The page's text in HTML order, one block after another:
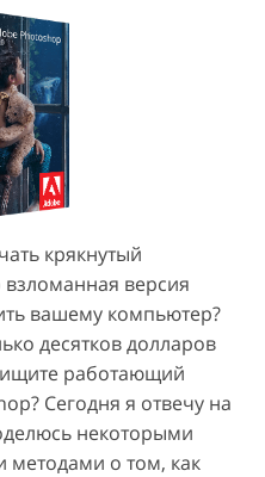
крякнутый
взломанная версия
вашему компьютер?
десятков долларов
работающий
Сегодня я отвечу на
некоторыми
методами о том, как